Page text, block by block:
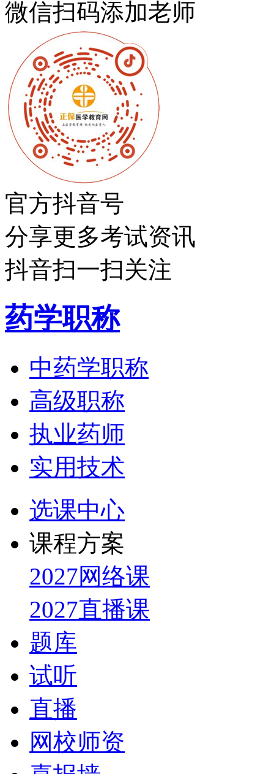
微信扫码添加老师
官方抖音号
分享更多考试资讯
抖音扫一扫关注
药学职称
中药学职称
高级职称
执业药师
实用技术
选课中心
课程方案
2027网络课
2027直播课
题库
试听
直播
网校师资